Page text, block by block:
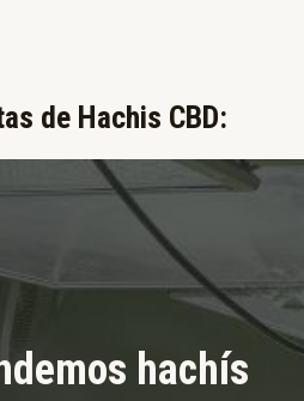
de Hachis CBD:​
hachís